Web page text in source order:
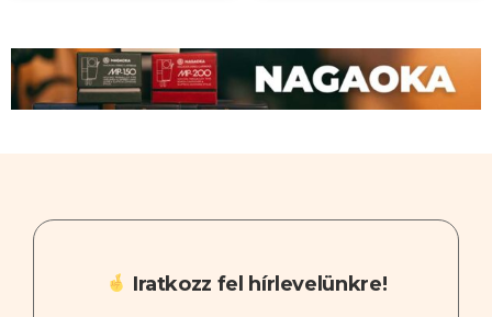
Iratkozz fel hírlevelünkre!